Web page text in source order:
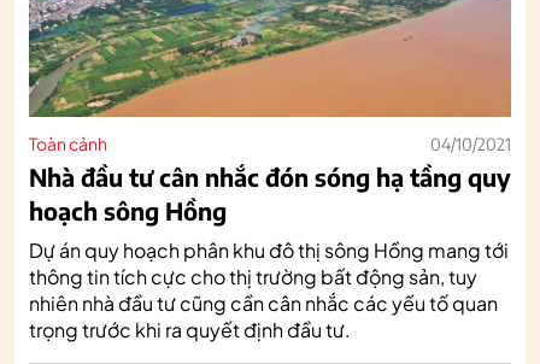
Toàn cảnh 04/10/2021
Nhà đầu tư cân nhắc đón sóng hạ tầng quy
hoạch sông Hồng
Dự án quy hoạch phân khu đô thị sông Hồng mang tới
thông tin tích cực cho thị trường bất động sản, tuy
nhiên nhà đầu tư cũng cần cân nhắc các yếu tố quan
trọng trước khi ra quyết định đầu tư.